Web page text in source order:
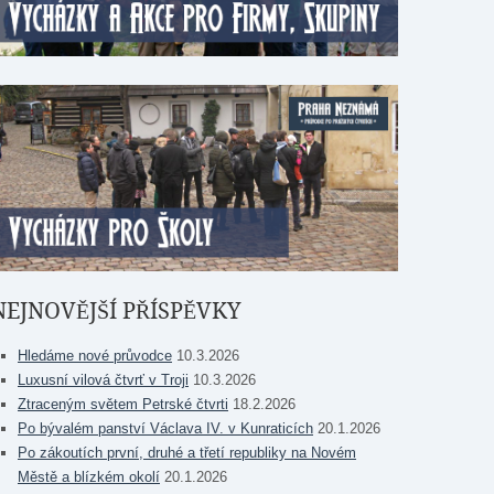
PŘÍSPĚVKY
Hledáme nové průvodce 10.3.2026
Luxusní vilová čtvrť v Troji 10.3.2026
Ztraceným světem Petrské čtvrti 18.2.2026
Po bývalém panství Václava IV. v Kunraticích 20.1.2026
Po zákoutích první, druhé a třetí republiky na Novém
Městě a blízkém okolí 20.1.2026